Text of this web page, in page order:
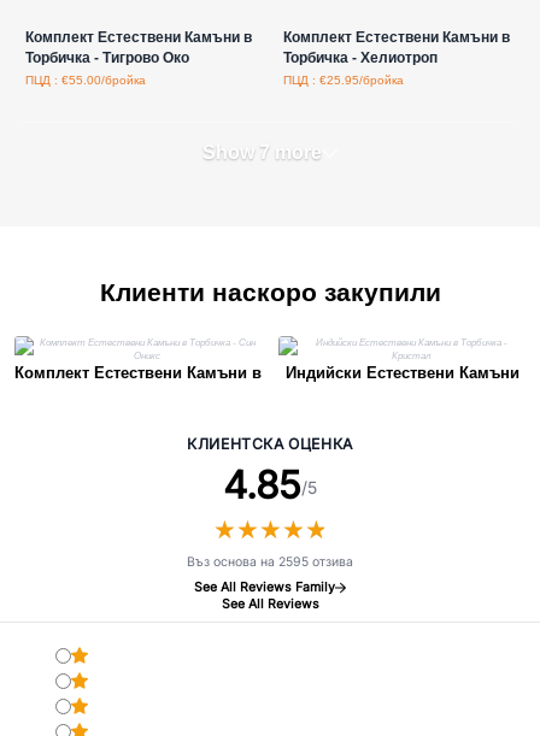
Комплект Естествени Камъни в
Торбичка - Тигрово Око
ПЦД : €55.00/бройка
Комплект Естествени Камъни в
Торбичка - Хелиотроп
ПЦД : €25.95/бройка
Show 7 more
Клиенти наскоро закупили
Комплект Естествени Камъни в
Индийски Естествени Камъни
КЛИЕНТСКА ОЦЕНКА
4.85/5
★★★★★
★★★★★
Въз основа на 2595 отзива
See All Reviews Family
See All Reviews